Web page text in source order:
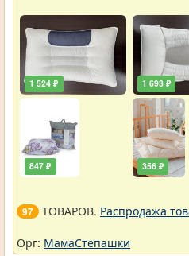
1 524 ₽
847 ₽
1 693 ₽
356 ₽
97 ТОВАРОВ. Распродажа
Орг: МамаСтепашки